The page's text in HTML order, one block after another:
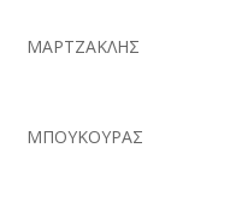
ΜΑΡΤΖΑΚΛΗΣ
ΜΠΟΥΚΟΥΡΑΣ